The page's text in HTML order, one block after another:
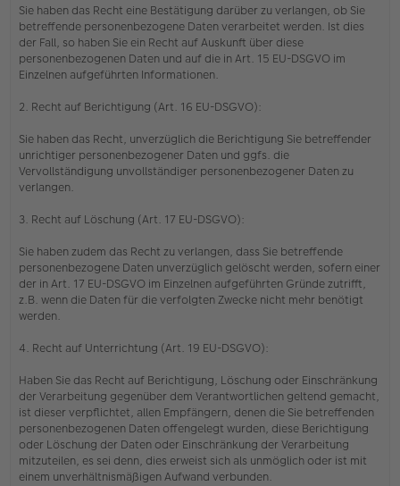
Sie haben das Recht eine Bestätigung darüber zu verlangen, ob Sie
betreffende personenbezogene Daten verarbeitet werden. Ist dies
der Fall, so haben Sie ein Recht auf Auskunft über diese
personenbezogenen Daten und auf die in Art. 15 EU-DSGVO im
Einzelnen aufgeführten Informationen.
2. Recht auf Berichtigung (Art. 16 EU-DSGVO):
Sie haben das Recht, unverzüglich die Berichtigung Sie betreffender
unrichtiger personenbezogener Daten und ggfs. die
Vervollständigung unvollständiger personenbezogener Daten zu
verlangen.
3. Recht auf Löschung (Art. 17 EU-DSGVO):
Sie haben zudem das Recht zu verlangen, dass Sie betreffende
personenbezogene Daten unverzüglich gelöscht werden, sofern einer
der in Art. 17 EU-DSGVO im Einzelnen aufgeführten Gründe zutrifft,
z.B. wenn die Daten für die verfolgten Zwecke nicht mehr benötigt
werden.
4. Recht auf Unterrichtung (Art. 19 EU-DSGVO):
Haben Sie das Recht auf Berichtigung, Löschung oder Einschränkung
der Verarbeitung gegenüber dem Verantwortlichen geltend gemacht,
ist dieser verpflichtet, allen Empfängern, denen die Sie betreffenden
personenbezogenen Daten offengelegt wurden, diese Berichtigung
oder Löschung der Daten oder Einschränkung der Verarbeitung
mitzuteilen, es sei denn, dies erweist sich als unmöglich oder ist mit
einem unverhältnismäßigen Aufwand verbunden.